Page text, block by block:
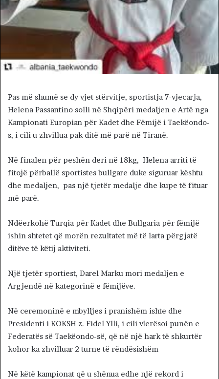
Pas më shumë se dy vjet stërvitje, sportistja 7-vjecarja,
Helena Passantino solli në Shqipëri medaljen e Artë nga
Kampionati Europian për Kadet dhe Fëmijë i Taekëondo-
s, i cili u zhvillua pak ditë më parë në Tiranë.
Në finalen për peshën deri në 18kg, Helena arriti të
fitojë përballë sportistes bullgare duke siguruar kështu
dhe medaljen, pas një tjetër medalje dhe kupe të fituar
më parë.
Ndëerkohë Turqia për Kadet dhe Bullgaria për fëmijë
ishin shtetet që morën rezultatet më të larta përgjatë
ditëve të këtij aktiviteti.
Një tjetër sportiest, Darel Marku mori medaljen e
Argjendë në kategorinë e fëmijëve.
Në ceremoninë e mbylljes i pranishëm ishte dhe
Presidenti i KOKSH z. Fidel Ylli, i cili vlerësoi punën e
Federatës së Taekëondo-së, që në një hark të shkurtër
kohor ka zhvilluar 2 turne të rëndësishëm
Në këtë kampionat që u shënua edhe një rekord i